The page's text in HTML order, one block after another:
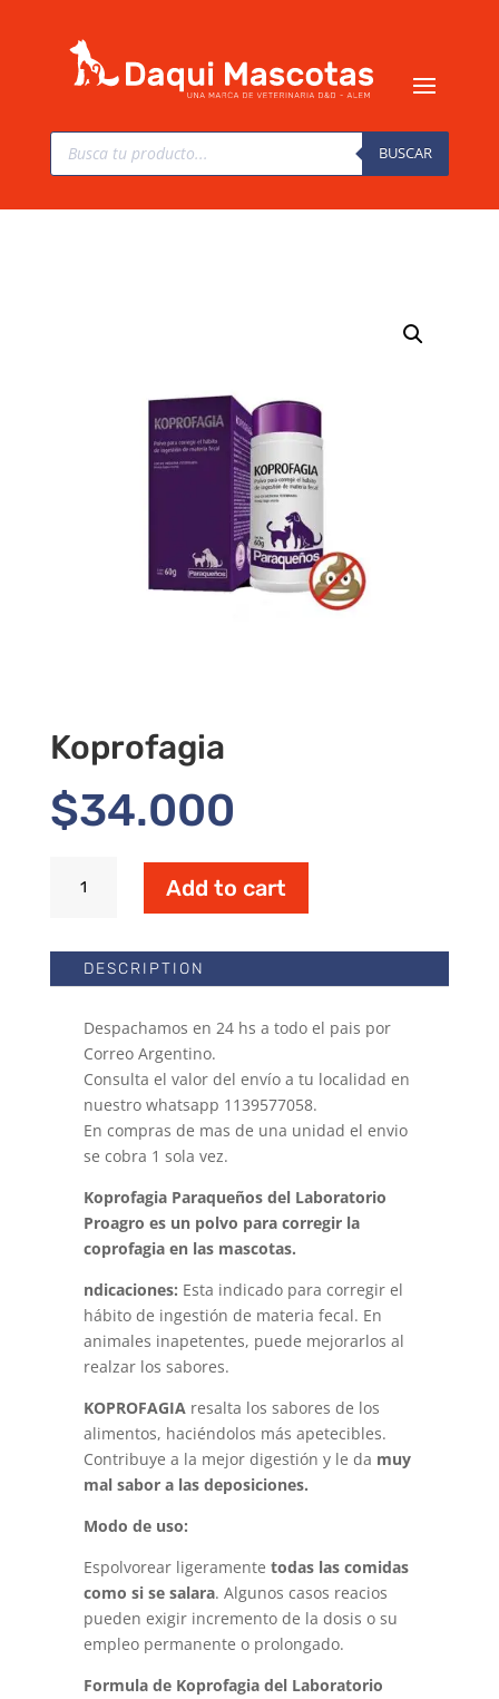
Búsqueda
productos
BUSCAR
Koprofagia
$34.000
quantity
Add to cart
DESCRIPTION
Despachamos en 24 hs a todo el pais por
Correo Argentino.
Consulta el valor del envío a tu localidad en
nuestro whatsapp 1139577058.
En compras de mas de una unidad el envio
se cobra 1 sola vez.
Koprofagia Paraqueños del Laboratorio
Proagro es un polvo para corregir la
coprofagia en las mascotas.
ndicaciones: Esta indicado para corregir el
hábito de ingestión de materia fecal. En
animales inapetentes, puede mejorarlos al
realzar los sabores.
KOPROFAGIAresalta los sabores de los
alimentos, haciéndolos más apetecibles.
Contribuye a la mejor digestión y le da muy
mal sabor a las deposiciones.
Modo de uso:
Espolvorear ligeramente todas las comidas
como si se salara. Algunos casos reacios
pueden exigir incremento de la dosis o su
empleo permanente o prolongado.
Formula de Koprofagia del Laboratorio